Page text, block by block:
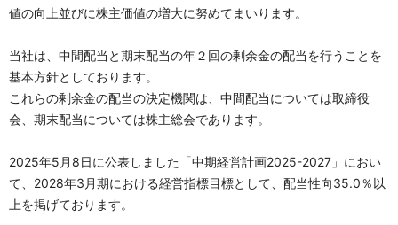
値の向上並びに株主価値の増大に努めてまいります。
当社は、中間配当と期末配当の年２回の剰余金の配当を行うことを
基本方針としております。
これらの剰余金の配当の決定機関は、中間配当については取締役
会、期末配当については株主総会であります。
2025年5月8日に公表しました「中期経営計画2025-2027」におい
て、2028年3月期における経営指標目標として、配当性向35.0％以
上を掲げております。